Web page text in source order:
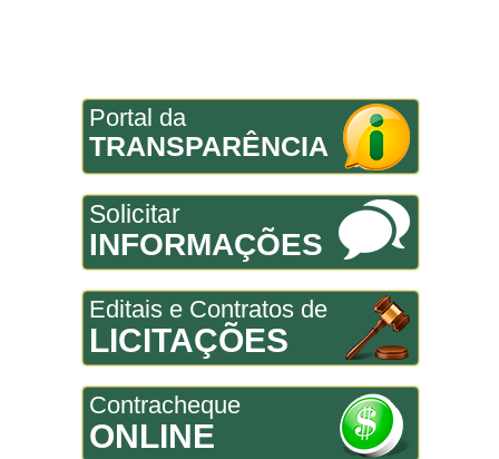
Portal da
TRANSPARÊNCIA
Solicitar
INFORMAÇÕES
Editais e Contratos de
LICITAÇÕES
Contracheque
ONLINE